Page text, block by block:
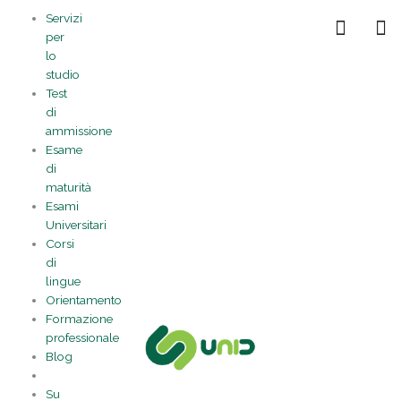
contenuto
Servizi
per
lo
studio
Test
di
ammissione
Esame
di
maturità
Esami
Universitari
Corsi
di
lingue
Orientamento
Formazione
professionale
Blog
Su